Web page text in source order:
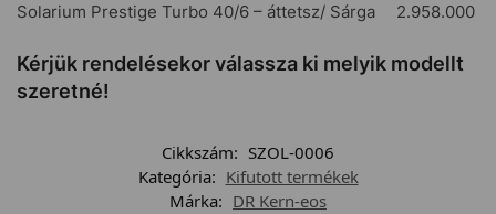
Solarium Prestige Turbo 40/6 – áttetsz/ Sárga
2.958.000
Kérjük rendelésekor válassza ki melyik modellt
szeretné!
Cikkszám: SZOL-0006
Kategória: Kifutott termékek
Márka: DR Kern-eos